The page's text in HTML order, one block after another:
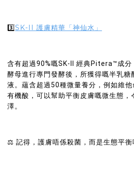
3️⃣SK-II 護膚精華「神仙水」
含有超過90%嘅SK-II 經典Pitera™成分
酵母進行專門發酵後，所獲得嘅半乳糖
液。蘊含超過50種微量養分，例如維他
有機酸，可以幫助平衡皮膚嘅微生態，
澤。
⚖️ 記得，護膚唔係殺菌，而是生態平衡